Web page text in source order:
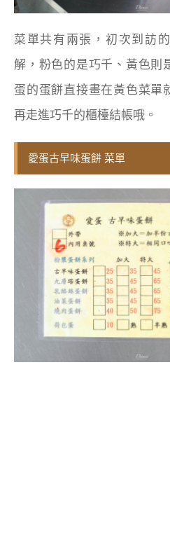
菜單共有兩張，初次到訪
解，粉色的是巧千、黃色則
蛋的蛋餅直接畫在黃色菜單
再走進巧千的櫃檯結帳哦。
愛蛋古早味蛋餅 菜單